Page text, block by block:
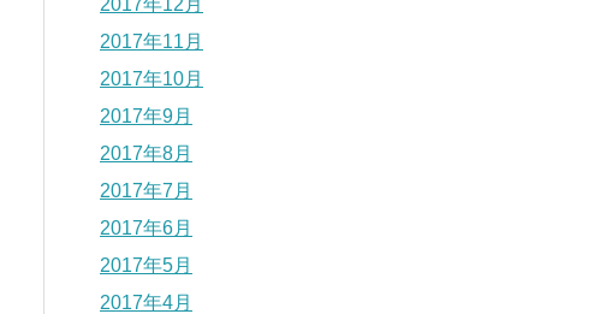
2017年12月
2017年11月
2017年10月
2017年9月
2017年8月
2017年7月
2017年6月
2017年5月
2017年4月